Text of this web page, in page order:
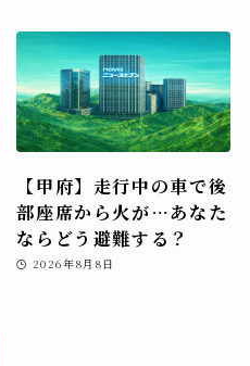
【甲府】走行中の車で後
部座席から火が…あなた
ならどう避難する？
2026年8月8日